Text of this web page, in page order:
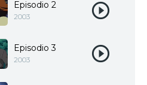
Episodio 2
2003
Episodio 3
2003